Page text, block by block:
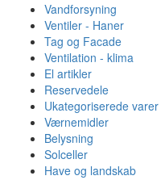
Vandforsyning
Ventiler - Haner
Tag og Facade
Ventilation - klima
El artikler
Reservedele
Ukategoriserede varer
Værnemidler
Belysning
Solceller
Have og landskab